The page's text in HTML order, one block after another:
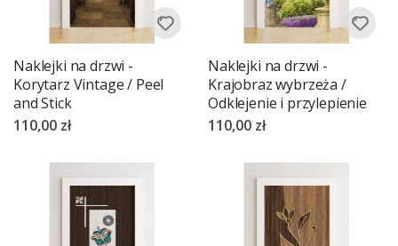
Naklejki na drzwi -
Korytarz Vintage / Peel
and Stick
110,00 zł
Naklejki na drzwi -
Krajobraz wybrzeża /
Odklejenie i przylepienie
110,00 zł